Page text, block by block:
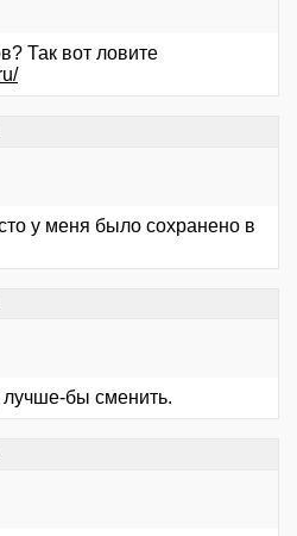
Так вот ловите
у меня было сохранено в
лучше-бы сменить.